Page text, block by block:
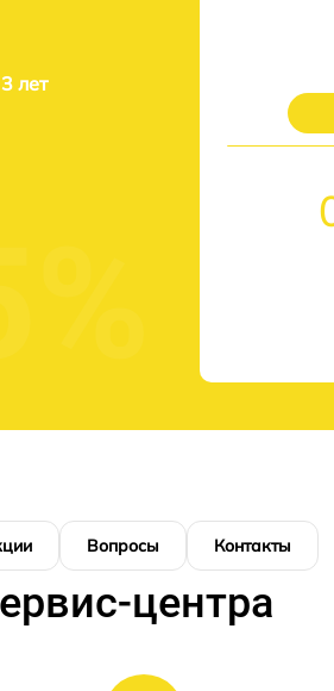
лет
Вопросы Контакты
центра